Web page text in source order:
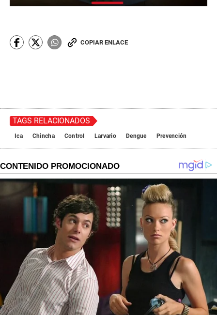
COPIAR ENLACE
TAGS RELACIONADOS
Ica Chincha Control Larvario Dengue Prevención